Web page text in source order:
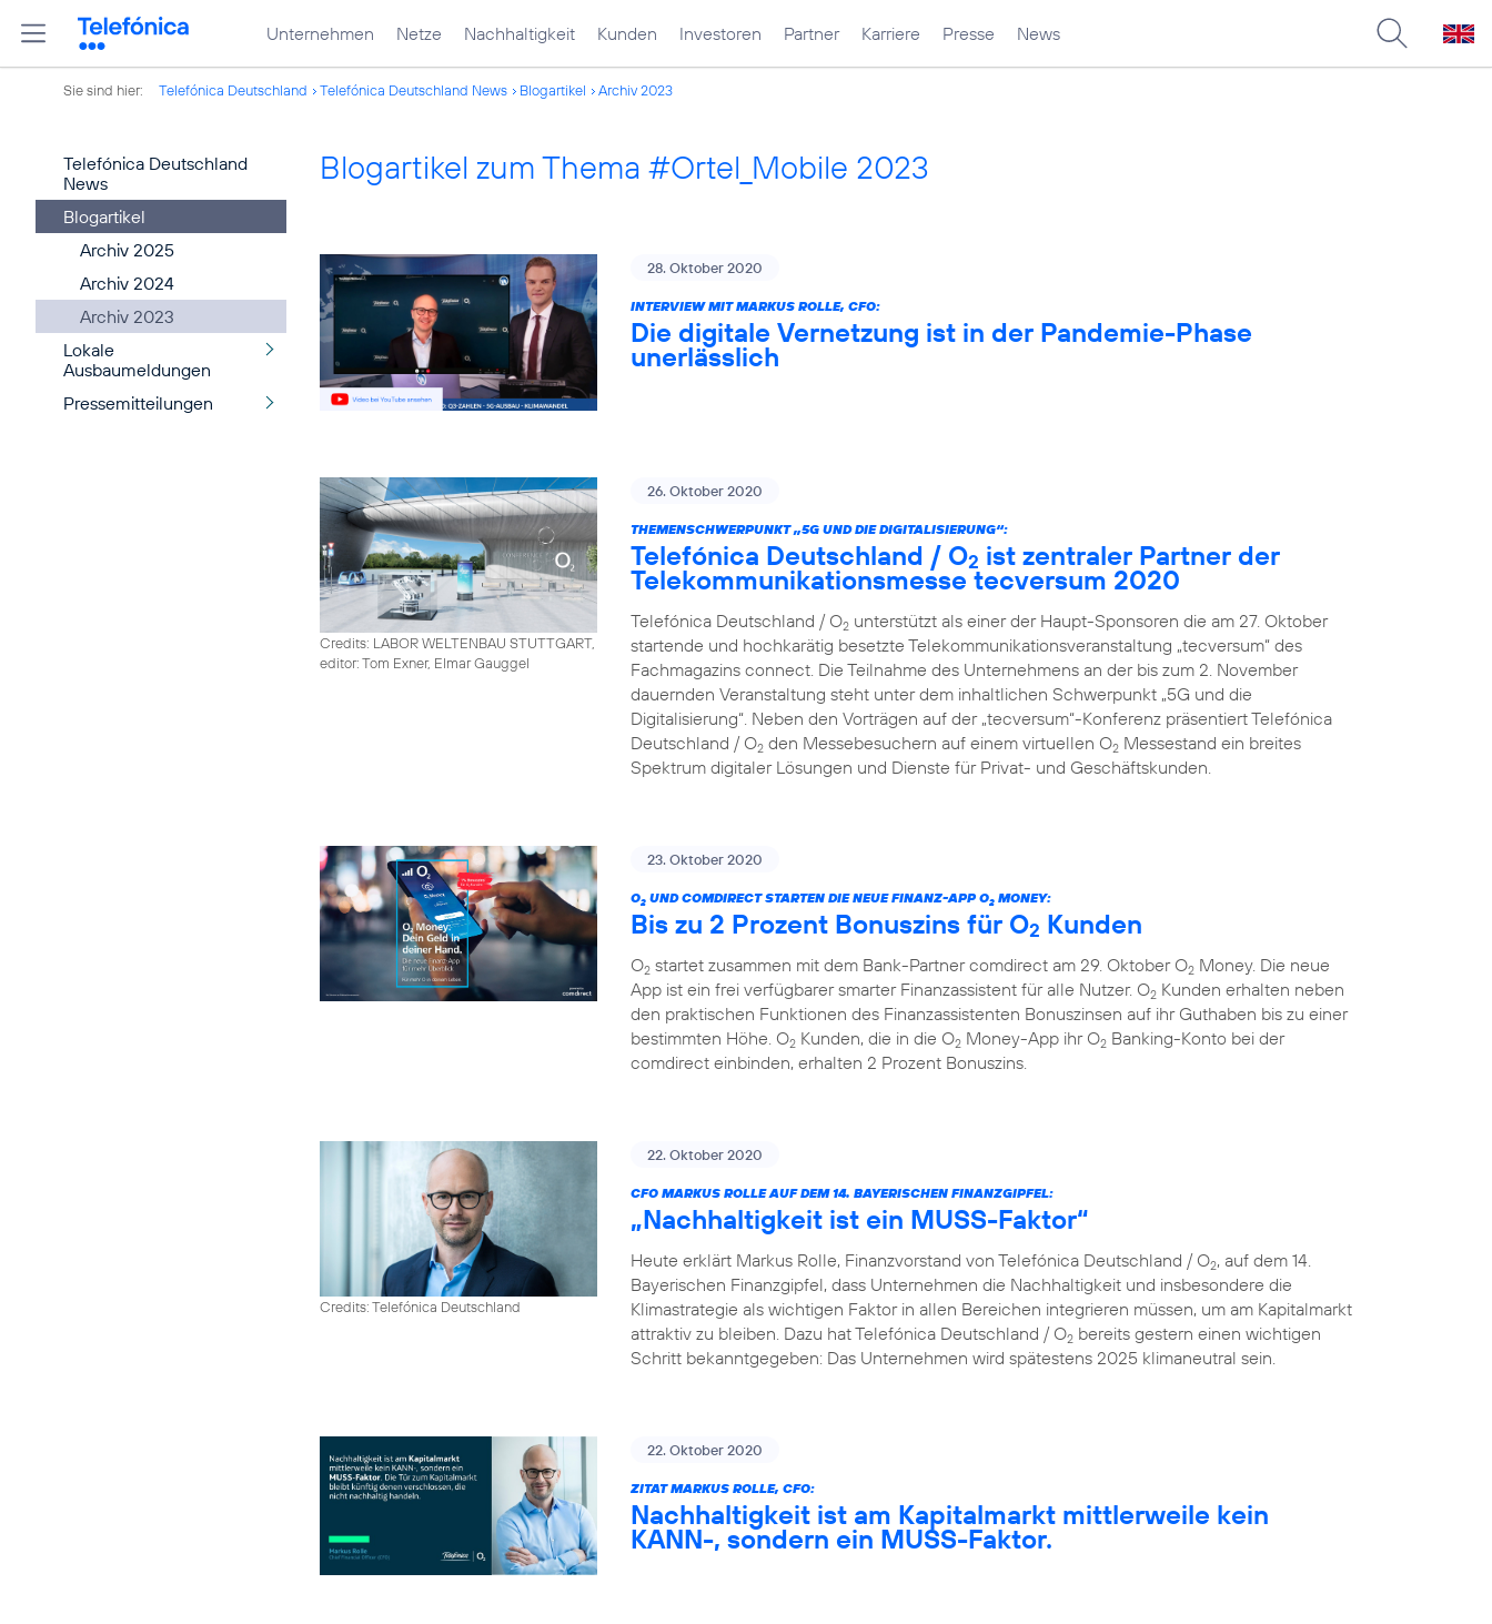
Unternehmen Netze Nachhaltigkeit Kunden Investoren Partner Karriere Presse News
Sie sind hier: Telefónica Deutschland Telefónica Deutschland News Blogartikel Archiv 2023
Telefónica Deutschland
News
Blogartikel
Archiv 2025
Archiv 2024
Archiv 2023
Lokale
Ausbaumeldungen
Pressemitteilungen
Blogartikel zum Thema #Ortel_Mobile 2023
28. Oktober 2020
INTERVIEW MIT MARKUS ROLLE, CFO:
Die digitale Vernetzung ist in der Pandemie-Phase
unerlässlich
Credits: LABOR WELTENBAU STUTTGART,
editor: Tom Exner, Elmar Gauggel
26. Oktober 2020
THEMENSCHWERPUNKT „5G UND DIE DIGITALISIERUNG“:
Telefónica Deutschland / O2 ist zentraler Partner der
Telekommunikationsmesse tecversum 2020
Telefónica Deutschland / O2 unterstützt als einer der Haupt-Sponsoren die am 27. Oktober
startende und hochkarätig besetzte Telekommunikationsveranstaltung „tecversum“ des
Fachmagazins connect. Die Teilnahme des Unternehmens an der bis zum 2. November
dauernden Veranstaltung steht unter dem inhaltlichen Schwerpunkt „5G und die
Digitalisierung“. Neben den Vorträgen auf der „tecversum“-Konferenz präsentiert Telefónica
Deutschland / O2 den Messebesuchern auf einem virtuellen O2 Messestand ein breites
Spektrum digitaler Lösungen und Dienste für Privat- und Geschäftskunden.
23. Oktober 2020
O2 UND COMDIRECT STARTEN DIE NEUE FINANZ-APP O2 MONEY:
Bis zu 2 Prozent Bonuszins für O2 Kunden
O2 startet zusammen mit dem Bank-Partner comdirect am 29. Oktober O2 Money. Die neue
App ist ein frei verfügbarer smarter Finanzassistent für alle Nutzer. O2 Kunden erhalten neben
den praktischen Funktionen des Finanzassistenten Bonuszinsen auf ihr Guthaben bis zu einer
bestimmten Höhe. O2 Kunden, die in die O2 Money-App ihr O2 Banking-Konto bei der
comdirect einbinden, erhalten 2 Prozent Bonuszins.
Credits: Telefónica Deutschland
22. Oktober 2020
CFO MARKUS ROLLE AUF DEM 14. BAYERISCHEN FINANZGIPFEL:
„Nachhaltigkeit ist ein MUSS-Faktor“
Heute erklärt Markus Rolle, Finanzvorstand von Telefónica Deutschland / O2, auf dem 14.
Bayerischen Finanzgipfel, dass Unternehmen die Nachhaltigkeit und insbesondere die
Klimastrategie als wichtigen Faktor in allen Bereichen integrieren müssen, um am Kapitalmarkt
attraktiv zu bleiben. Dazu hat Telefónica Deutschland / O2 bereits gestern einen wichtigen
Schritt bekanntgegeben: Das Unternehmen wird spätestens 2025 klimaneutral sein.
22. Oktober 2020
ZITAT MARKUS ROLLE, CFO:
Nachhaltigkeit ist am Kapitalmarkt mittlerweile kein
KANN-, sondern ein MUSS-Faktor.